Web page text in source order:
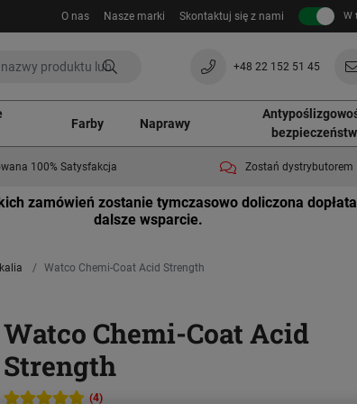
O nas Nasze marki Skontaktuj się z nami W
+48 22 152 51 45
Farby Naprawy
100% Satysfakcja Zostań dystrybutorem
zamówień zostanie tymczasowo doliczona
dalsze wsparcie.
Watco Chemi-Coat Acid Strength
Watco Chemi-Coat Acid
Strength
(4)